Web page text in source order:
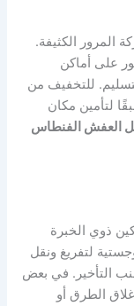
المرور الكثيفة.
على أماكن
للتخفيف من
لتأمين مكان
العفش الفنطاس
ذوي الخبرة
لتفريغ ونقل
التأخير. في بعض
الطرق أو